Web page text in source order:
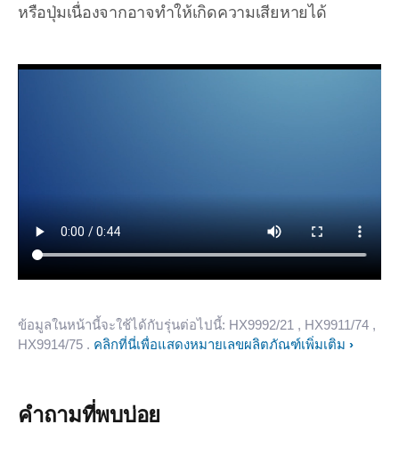
หรือปุ่มเนื่องจากอาจทำให้เกิดความเสียหายได้
ข้อมูลในหน้านี้จะใช้ได้กับรุ่นต่อไปนี้: HX9992/21 , HX9911/74 ,
HX9914/75 . คลิกที่นี่เพื่อแสดงหมายเลขผลิตภัณฑ์เพิ่มเติม
คำถามที่พบบ่อย